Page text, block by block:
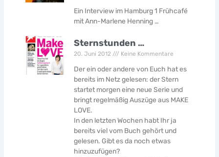
Ein Interview im Hamburg 1 Frühcafé
mit Ann-Marlene Henning …
Sternstunden …
20. Juni 2012 Keine Kommentare
Der ein oder andere von Euch hat es
bereits im Netz gelesen: der Stern
startet morgen eine neue Serie und
bringt regelmäßig Auszüge aus MAKE
LOVE.
In den letzten Wochen habt Ihr ja
bereits viel vom Buch gehört und
gelesen. Gibt es da noch etwas
hinzuzufügen?